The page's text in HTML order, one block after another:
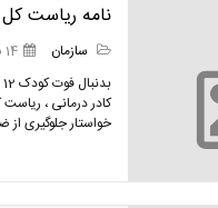
نامه ریاست
سازمان 14 شهریور 1397
کادر درمانی ،
خواستار جلوگیری